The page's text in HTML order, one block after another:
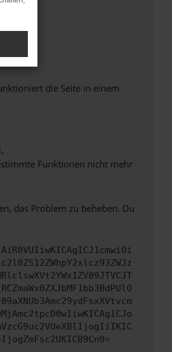
die Seite in einem
Funktionen nicht mehr
das Problem zu beheben. Du